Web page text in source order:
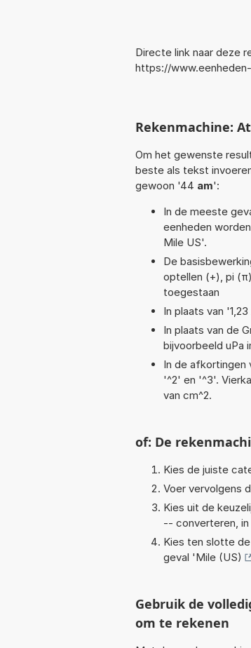
Directe link naar deze
https://
Rekenmachine:
Om het gewenste
beste als tekst
gewoon '44 am':
In de meeste
eenheden
Mile US'.
De
optellen (+), pi
toegestaan
In plaats van
In plaats van de
bijvoorbeeld uPa
In de
'^2' en '^3'.
van cm^2.
of: De
Kies de juiste
Voer vervolgens
Kies uit de
-- converteren,
Kies ten slotte
geval 'Mile (US)
Gebruik de
om te rekenen